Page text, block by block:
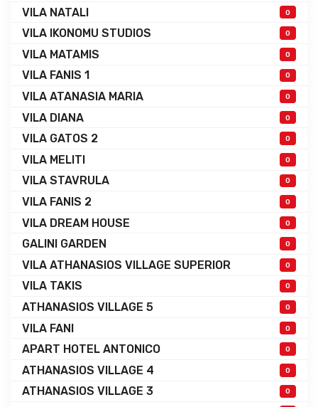
VILA NATALI 0
VILA IKONOMU STUDIOS 0
VILA MATAMIS 0
VILA FANIS 1 0
VILA ATANASIA MARIA 0
VILA DIANA 0
VILA GATOS 2 0
VILA MELITI 0
VILA STAVRULA 0
VILA FANIS 2 0
VILA DREAM HOUSE 0
GALINI GARDEN 0
VILA ATHANASIOS VILLAGE SUPERIOR 0
VILA TAKIS 0
ATHANASIOS VILLAGE 5 0
VILA FANI 0
APART HOTEL ANTONICO 0
ATHANASIOS VILLAGE 4 0
ATHANASIOS VILLAGE 3 0